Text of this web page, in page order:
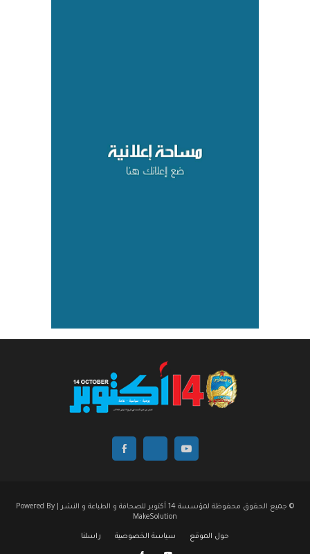
© جميع الحقوق محفوظة لمؤسسة 14 أكتوبر للصحافة و الطباعة و النشر | Powered By
MakeSolution
حول الموقع سياسة الخصوصية راسلنا